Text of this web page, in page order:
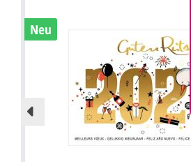
Neu